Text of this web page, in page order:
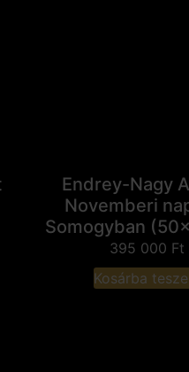
Endrey-Nagy
Novemberi
Somogyban
395 000 Ft
Kosárba